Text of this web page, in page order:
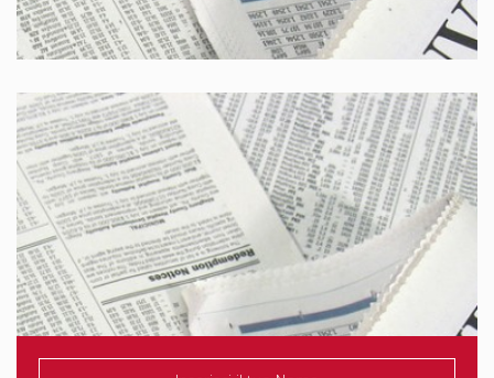
Brescia Oggi